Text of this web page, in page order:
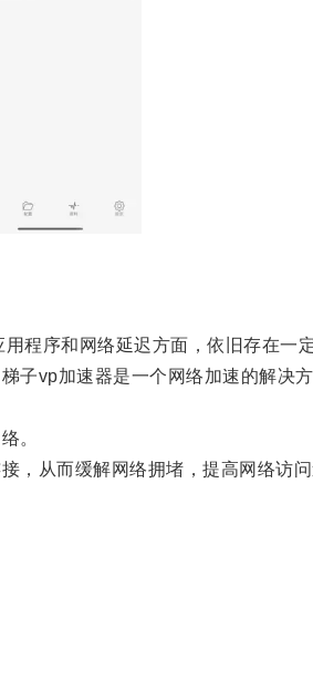
序和网络延迟方面，依旧存在一定
加速器是一个网络加速的解决方
。
从而缓解网络拥堵，提高网络访问